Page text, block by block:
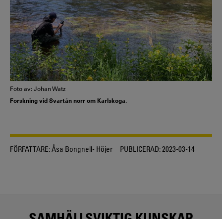
Foto av: Johan Watz
Forskning vid Svartån norr om Karlskoga.
FÖRFATTARE:Åsa Bongnell- Höjer PUBLICERAD:2023-03-14